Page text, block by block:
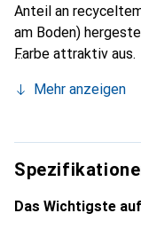
Anteil an
am Boden)
Farbe attraktiv aus.
Mehr anzeigen
Das Wichtigste